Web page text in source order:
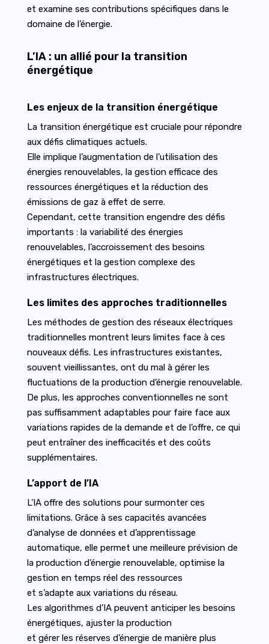
et examine ses contributions spécifiques dans le
domaine de l’énergie.
L’IA : un allié pour la transition
énergétique
Les enjeux de la transition énergétique
La transition énergétique est cruciale pour répondre
aux défis climatiques actuels.
Elle implique l’augmentation de l’utilisation des
énergies renouvelables, la gestion efficace des
ressources énergétiques et la réduction des
émissions de gaz à effet de serre.
Cependant, cette transition engendre des défis
importants : la variabilité des énergies
renouvelables, l’accroissement des besoins
énergétiques et la gestion complexe des
infrastructures électriques.
Les limites des approches traditionnelles
Les méthodes de gestion des réseaux électriques
traditionnelles montrent leurs limites face à ces
nouveaux défis. Les infrastructures existantes,
souvent vieillissantes, ont du mal à gérer les
fluctuations de la production d’énergie renouvelable.
De plus, les approches conventionnelles ne sont
pas suffisamment adaptables pour faire face aux
variations rapides de la demande et de l’offre, ce qui
peut entraîner des inefficacités et des coûts
supplémentaires.
L’apport de l’IA
L’IA offre des solutions pour surmonter ces
limitations. Grâce à ses capacités avancées
d’analyse de données et d’apprentissage
automatique, elle permet une meilleure prévision de
la production d’énergie renouvelable, optimise la
gestion en temps réel des ressources
et s’adapte aux variations du réseau.
Les algorithmes d’IA peuvent anticiper les besoins
énergétiques, ajuster la production
et gérer les réserves d’énergie de manière plus